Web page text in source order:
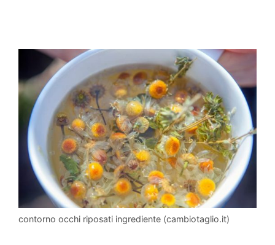
contorno occhi riposati ingrediente (cambiotaglio.it)